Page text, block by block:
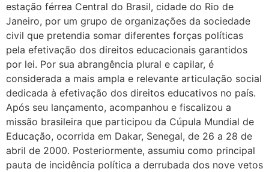
estação férrea Central do Brasil, cidade do Rio de
Janeiro, por um grupo de organizações da sociedade
civil que pretendia somar diferentes forças políticas
pela efetivação dos direitos educacionais garantidos
por lei. Por sua abrangência plural e capilar, é
considerada a mais ampla e relevante articulação social
dedicada à efetivação dos direitos educativos no país.
Após seu lançamento, acompanhou e fiscalizou a
missão brasileira que participou da Cúpula Mundial de
Educação, ocorrida em Dakar, Senegal, de 26 a 28 de
abril de 2000. Posteriormente, assumiu como principal
pauta de incidência política a derrubada dos nove vetos